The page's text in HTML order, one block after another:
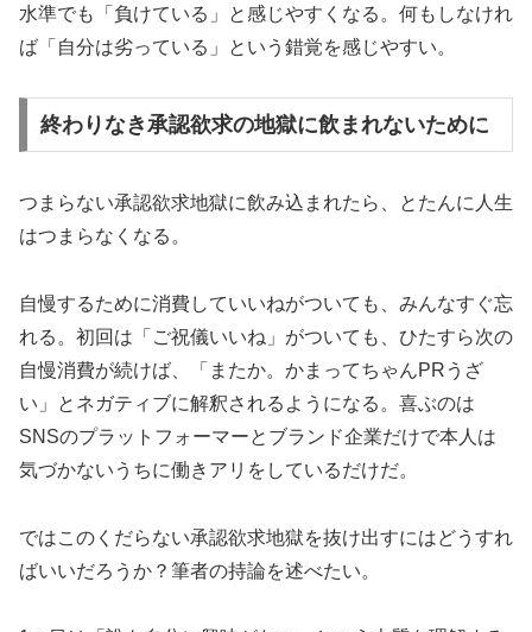
水準でも「負けている」と感じやすくなる。何もしなけれ
ば「自分は劣っている」という錯覚を感じやすい。
終わりなき承認欲求の地獄に飲まれないために
つまらない承認欲求地獄に飲み込まれたら、とたんに人生
はつまらなくなる。
自慢するために消費していいねがついても、みんなすぐ忘
れる。初回は「ご祝儀いいね」がついても、ひたすら次の
自慢消費が続けば、「またか。かまってちゃんPRうざ
い」とネガティブに解釈されるようになる。喜ぶのは
SNSのプラットフォーマーとブランド企業だけで本人は
気づかないうちに働きアリをしているだけだ。
ではこのくだらない承認欲求地獄を抜け出すにはどうすれ
ばいいだろうか？筆者の持論を述べたい。